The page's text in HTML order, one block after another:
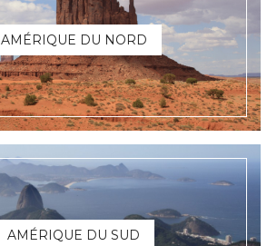
AMÉRIQUE DU NORD
AMÉRIQUE DU SUD